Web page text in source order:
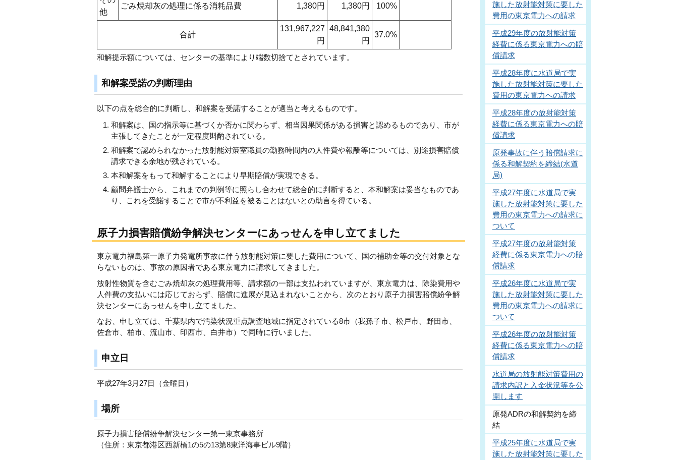
他
ごみ焼却灰の処理に係る消耗品費 1,380円 1,380円 100%
合計
131,967,227
円
48,841,380
円
37.0%
和解提示額については、センターの基準により端数切捨てとされています。
和解案受諾の判断理由
以下の点を総合的に判断し、和解案を受諾することが適当と考えるものです。
和解案は、国の指示等に基づくか否かに関わらず、相当因果関係がある損害と認めるものであり、市が
主張してきたことが一定程度斟酌されている。
和解案で認められなかった放射能対策室職員の勤務時間内の人件費や報酬等については、別途損害賠償
請求できる余地が残されている。
本和解案をもって和解することにより早期賠償が実現できる。
顧問弁護士から、これまでの判例等に照らし合わせて総合的に判断すると、本和解案は妥当なものであ
り、これを受諾することで市が不利益を被ることはないとの助言を得ている。
原子力損害賠償紛争解決センターにあっせんを申し立てました
東京電力福島第一原子力発電所事故に伴う放射能対策に要した費用について、国の補助金等の交付対象とな
らないものは、事故の原因者である東京電力に請求してきました。
放射性物質を含むごみ焼却灰の処理費用等、請求額の一部は支払われていますが、東京電力は、除染費用や
人件費の支払いには応じておらず、賠償に進展が見込まれないことから、次のとおり原子力損害賠償紛争解
決センターにあっせんを申し立てました。
なお、申し立ては、千葉県内で汚染状況重点調査地域に指定されている8市（我孫子市、松戸市、野田市、
佐倉市、柏市、流山市、印西市、白井市）で同時に行いました。
申立日
平成27年3月27日（金曜日）
場所
原子力損害賠償紛争解決センター第一東京事務所
（住所：東京都港区西新橋1の5の13第8東洋海事ビル9階）
施した放射能対策に要した
費用の東京電力への請求
平成29年度の放射能対策
経費に係る東京電力への賠
償請求
平成28年度に水道局で実
施した放射能対策に要した
費用の東京電力への請求
平成28年度の放射能対策
経費に係る東京電力への賠
償請求
原発事故に伴う賠償請求に
係る和解契約を締結(水道
局)
平成27年度に水道局で実
施した放射能対策に要した
費用の東京電力への請求に
ついて
平成27年度の放射能対策
経費に係る東京電力への賠
償請求
平成26年度に水道局で実
施した放射能対策に要した
費用の東京電力への請求に
ついて
平成26年度の放射能対策
経費に係る東京電力への賠
償請求
水道局の放射能対策費用の
請求内訳と入金状況等を公
開します
原発ADRの和解契約を締
結
平成25年度に水道局で実
施した放射能対策に要した